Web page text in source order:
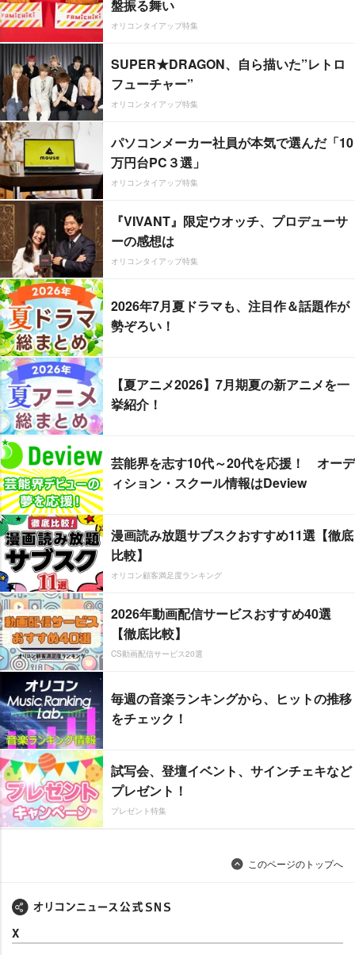
盤振る舞い
オリコンタイアップ特集
SUPER★DRAGON、自ら描いた”レトロ
フューチャー”
オリコンタイアップ特集
パソコンメーカー社員が本気で選んだ「10
万円台PC３選」
オリコンタイアップ特集
『VIVANT』限定ウオッチ、プロデューサ
ーの感想は
オリコンタイアップ特集
2026年7月夏ドラマも、注目作＆話題作が
勢ぞろい！
【夏アニメ2026】7月期夏の新アニメを一
挙紹介！
芸能界を志す10代～20代を応援！ オーデ
ィション・スクール情報はDeview
漫画読み放題サブスクおすすめ11選【徹底
比較】
オリコン顧客満足度ランキング
2026年動画配信サービスおすすめ40選
【徹底比較】
CS動画配信サービス20選
毎週の音楽ランキングから、ヒットの推移
をチェック！
試写会、登壇イベント、サインチェキなど
プレゼント！
プレゼント特集
このページのトップへ
X